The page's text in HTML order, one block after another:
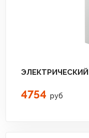
ЭЛЕКТРИЧЕСКИЙ
4754 руб